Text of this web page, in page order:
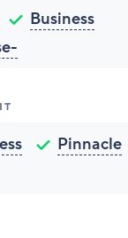
Business
Pinnacle